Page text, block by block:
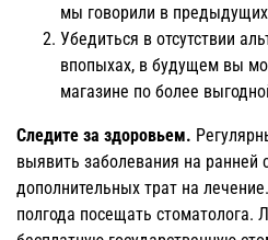
мы говорили в предыдущих
Убедиться в отсутствии
впопыхах, в будущем вы
магазине по более
Следите за здоровьем.
выявить заболевания на ранней
дополнительных трат на
полгода посещать стоматолога.